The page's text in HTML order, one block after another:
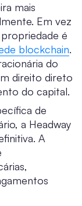
mais
Em vez
é
blockchain.
do
direito direto
do capital.
de
a Headway
A